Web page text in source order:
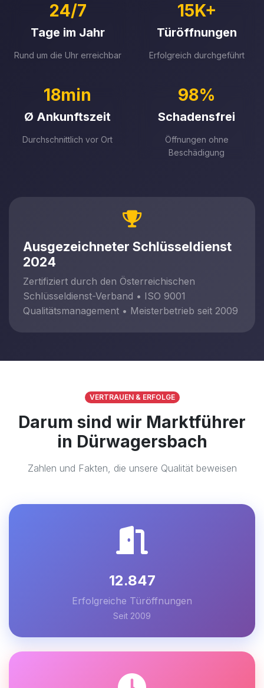
24/7
Tage im Jahr
Rund um die Uhr erreichbar
15K+
Türöffnungen
Erfolgreich durchgeführt
18min
Ø Ankunftszeit
Durchschnittlich vor Ort
98%
Schadensfrei
Öffnungen ohne
Beschädigung
Ausgezeichneter Schlüsseldienst
2024
Zertifiziert durch den Österreichischen
Schlüsseldienst-Verband • ISO 9001
Qualitätsmanagement • Meisterbetrieb seit 2009
VERTRAUEN & ERFOLGE
Darum sind wir Marktführer
in Dürwagersbach
Zahlen und Fakten, die unsere Qualität beweisen
12.847
Erfolgreiche Türöffnungen
Seit 2009